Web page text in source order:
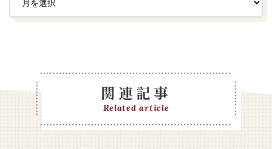
関連記事
Related article